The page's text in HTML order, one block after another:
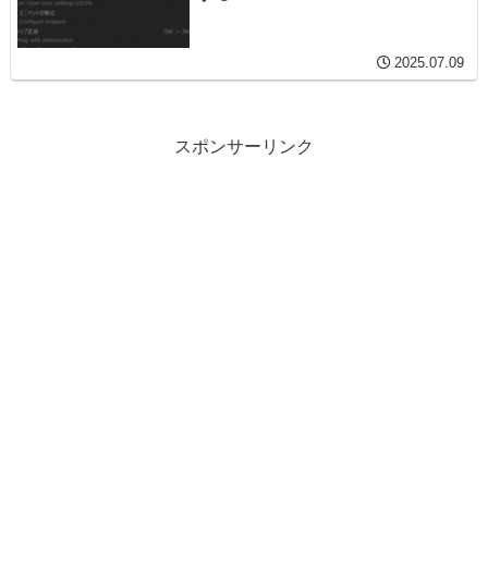
2025.07.09
スポンサーリンク